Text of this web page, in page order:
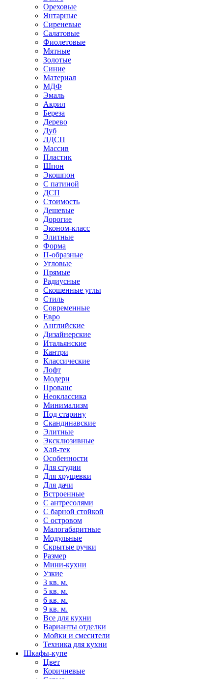
Ореховые
Янтарные
Сиреневые
Салатовые
Фиолетовые
Мятные
Золотые
Синие
Материал
МДФ
Эмаль
Акрил
Береза
Дерево
Дуб
ЛДСП
Массив
Пластик
Шпон
Экошпон
С патиной
ДСП
Стоимость
Дешевые
Дорогие
Эконом-класс
Элитные
Форма
П-образные
Угловые
Прямые
Радиусные
Скошенные углы
Стиль
Современные
Евро
Английские
Дизайнерские
Итальянские
Кантри
Классические
Лофт
Модерн
Прованс
Неоклассика
Минимализм
Под старину
Скандинавские
Элитные
Эксклюзивные
Хай-тек
Особенности
Для студии
Для хрущевки
Для дачи
Встроенные
С антресолями
С барной стойкой
С островом
Малогабаритные
Модульные
Скрытые ручки
Размер
Мини-кухни
Узкие
3 кв. м.
5 кв. м.
6 кв. м.
9 кв. м.
Все для кухни
Варианты отделки
Мойки и смесители
Техника для кухни
Шкафы-купе
Цвет
Коричневые